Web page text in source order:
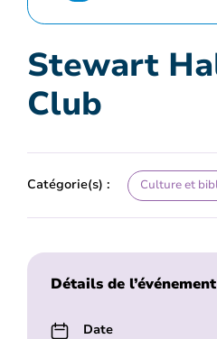
Stewart
Club
Catégorie(s) : Culture et
Détails de l’événement
Date